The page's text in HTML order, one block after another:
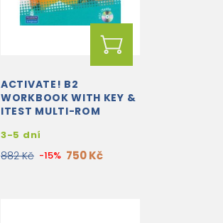
ACTIVATE! B2
WORKBOOK WITH KEY &
ITEST MULTI-ROM
3-5 dní
882 Kč -15% 750 Kč